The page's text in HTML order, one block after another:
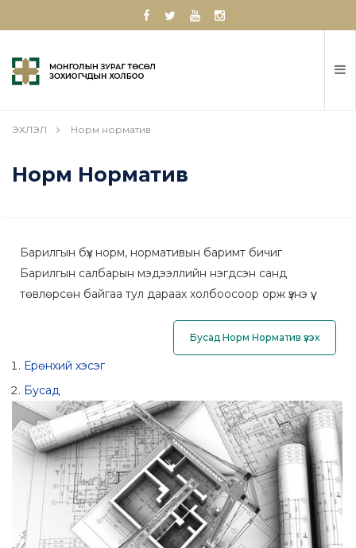
ЭХЛЭЛ Норм норматив
Норм Норматив
Барилгын бүх норм, нормативын баримт бичиг
Барилгын салбарын мэдээллийн нэгдсэн санд
төвлөрсөн байгаа тул дараах холбоосоор орж үзнэ үү.
Бусад Норм Норматив үзэх
Ерөнхий хэсэг
Бусад